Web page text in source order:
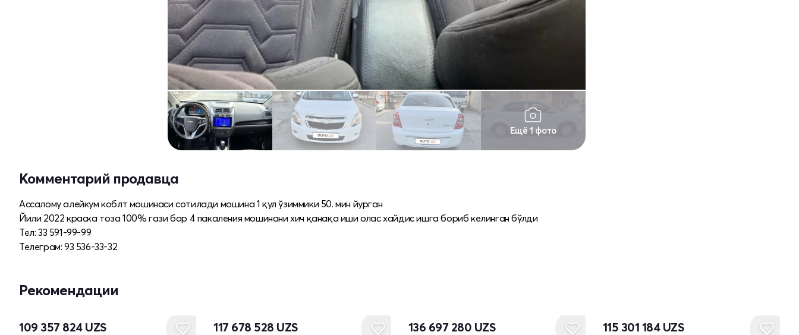
Ещё 1 фото
Комментарий продавца
Ассалому алейкум коблт мошинаси сотилади мошина 1 қул ўзиммики 50. мин йурган
Йили 2022 краска тоза 100% гази бор 4 пакаления мошинани хич қанақа иши олас хайдис ишга бориб келинган бўлди
Тел: 33 591-99-99
Телеграм: 93 536-33-32
Рекомендации
109 357 824 UZS 117 678 528 UZS 136 697 280 UZS 115 301 184 UZS